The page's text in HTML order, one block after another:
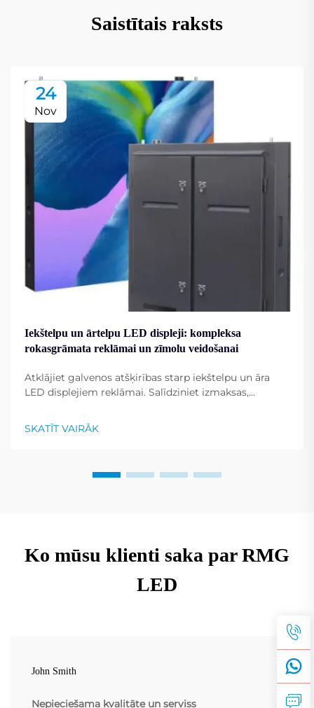
Saistītais raksts
24
Nov
Iekštelpu un ārtelpu LED displeji: kompleksa
rokasgrāmata reklāmai un zīmolu veidošanai
Atklājiet galvenos atšķirības starp iekštelpu un āra
LED displejiem reklāmai. Salīdziniet izmaksas,
nozarēm. Iegūstiet ekspertu ievērojumus jau tagad.
SKATĪT VAIRĀK
Ko mūsu klienti saka par RMG
LED
John Smith
Nepieciešama kvalitāte un serviss